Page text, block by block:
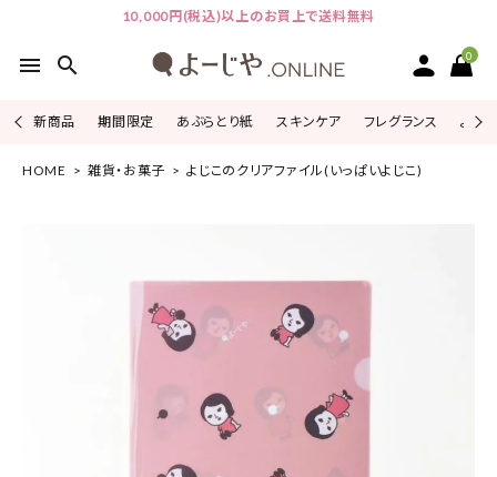
10,000円(税込)以上のお買上で送料無料
menu search 0
新商品 期間限定 あぶらとり紙 スキンケア フレグランス よじ
ACCOUNT MENU
HOME 雑貨・お菓子 よじこのクリアファイル(いっぱいよじこ)